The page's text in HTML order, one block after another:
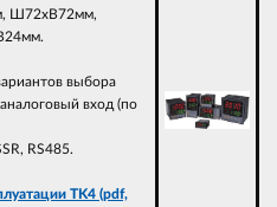
Ш72xВ72мм,
выбора
вход (по
RS485.
TK4 (pdf,